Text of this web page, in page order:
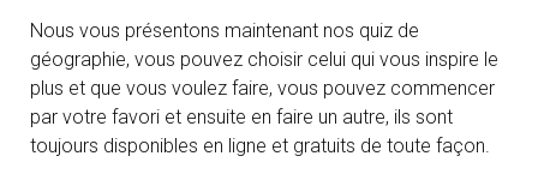
Nous vous présentons maintenant nos quiz de
géographie, vous pouvez choisir celui qui vous inspire le
plus et que vous voulez faire, vous pouvez commencer
par votre favori et ensuite en faire un autre, ils sont
toujours disponibles en ligne et gratuits de toute façon.